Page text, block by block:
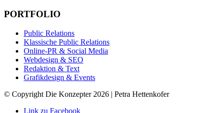
PORTFOLIO
Public Relations
Klassische Public Relations
Online-PR & Social Media
Webdesign & SEO
Redaktion & Text
Grafikdesign & Events
© Copyright Die Konzepter 2026 | Petra Hettenkofer
Link zu Facebook